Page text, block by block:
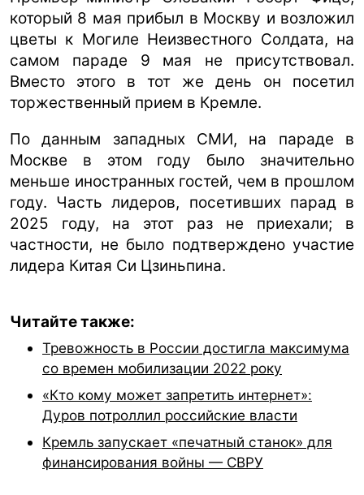
который 8 мая прибыл в Москву и возложил
цветы к Могиле Неизвестного Солдата, на
самом параде 9 мая не присутствовал.
Вместо этого в тот же день он посетил
торжественный прием в Кремле.
По данным западных СМИ, на параде в
Москве в этом году было значительно
меньше иностранных гостей, чем в прошлом
году. Часть лидеров, посетивших парад в
2025 году, на этот раз не приехали; в
частности, не было подтверждено участие
лидера Китая Си Цзиньпина.
Читайте также:
Тревожность в России достигла максимума
со времен мобилизации 2022 року
«Кто кому может запретить интернет»:
Дуров потроллил российские власти
Кремль запускает «печатный станок» для
финансирования войны — СВРУ